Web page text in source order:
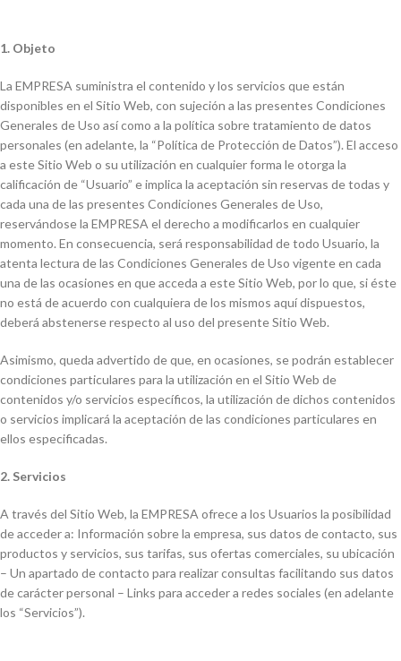
1. Objeto
La EMPRESA suministra el contenido y los servicios que están
disponibles en el Sitio Web, con sujeción a las presentes Condiciones
Generales de Uso así como a la política sobre tratamiento de datos
personales (en adelante, la “Política de Protección de Datos”). El acceso
a este Sitio Web o su utilización en cualquier forma le otorga la
calificación de “Usuario” e implica la aceptación sin reservas de todas y
cada una de las presentes Condiciones Generales de Uso,
reservándose la EMPRESA el derecho a modificarlos en cualquier
momento. En consecuencia, será responsabilidad de todo Usuario, la
atenta lectura de las Condiciones Generales de Uso vigente en cada
una de las ocasiones en que acceda a este Sitio Web, por lo que, si éste
no está de acuerdo con cualquiera de los mismos aquí dispuestos,
deberá abstenerse respecto al uso del presente Sitio Web.
Asimismo, queda advertido de que, en ocasiones, se podrán establecer
condiciones particulares para la utilización en el Sitio Web de
contenidos y/o servicios específicos, la utilización de dichos contenidos
o servicios implicará la aceptación de las condiciones particulares en
ellos especificadas.
2. Servicios
A través del Sitio Web, la EMPRESA ofrece a los Usuarios la posibilidad
de acceder a: Información sobre la empresa, sus datos de contacto, sus
productos y servicios, sus tarifas, sus ofertas comerciales, su ubicación
– Un apartado de contacto para realizar consultas facilitando sus datos
de carácter personal – Links para acceder a redes sociales (en adelante
los “Servicios”).